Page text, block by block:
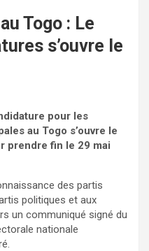
Togo : Le
s’ouvre le
pour les
au Togo s’ouvre le
prendre fin le 29 mai
des partis
politiques et aux
un communiqué signé du
nationale